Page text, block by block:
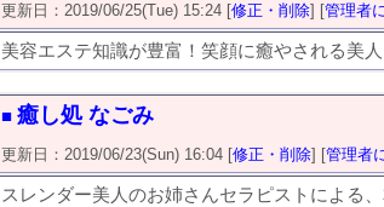
更新日：2019/06/25(Tue) 15:24 [修正・削除] [管理者
美容エステ知識が豊富！笑顔に癒やされる美
■ 癒し処 なごみ
更新日：2019/06/23(Sun) 16:04 [修正・削除] [管理者
スレンダー美人のお姉さんセラピストによる